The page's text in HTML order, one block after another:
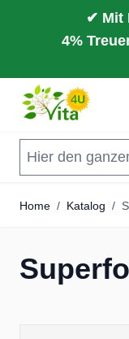
✔ Mit
4%
Direkt zum Inhalt
Home / Katalog /